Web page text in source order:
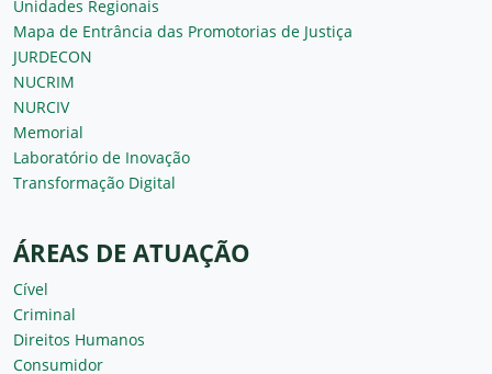
Unidades Regionais
Mapa de Entrância das Promotorias de Justiça
JURDECON
NUCRIM
NURCIV
Memorial
Laboratório de Inovação
Transformação Digital
ÁREAS DE ATUAÇÃO
Cível
Criminal
Direitos Humanos
Consumidor